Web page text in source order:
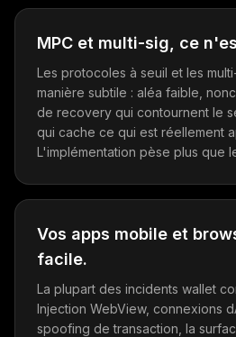
MPC et multi-sig, ce
Les protocoles à seuil et les
manière subtile : aléa faible,
de recovery qui contournent le
qui cache ce qui est réellement
L'implémentation pèse plus que
Vos apps mobile et
facile.
La plupart des incidents wallet
Injection WebView, connexions
spoofing de transaction, la